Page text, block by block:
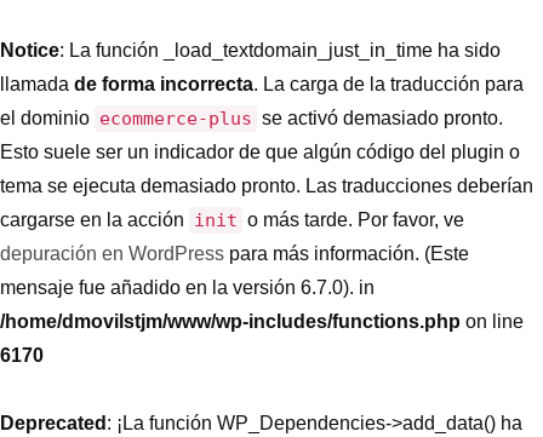
Notice: La función _load_textdomain_just_in_time ha sido
llamada de forma incorrecta. La carga de la traducción para
el dominio ecommerce-plus se activó demasiado pronto.
Esto suele ser un indicador de que algún código del plugin o
tema se ejecuta demasiado pronto. Las traducciones deberían
cargarse en la acción init o más tarde. Por favor, ve
depuración en WordPress para más información. (Este
mensaje fue añadido en la versión 6.7.0). in
/home/dmovilstjm/www/wp-includes/functions.php on line
6170
Deprecated : ¡La función WP_Dependencies->add_data() ha